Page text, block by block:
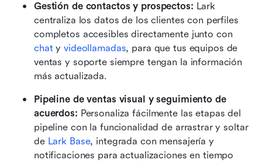
Gestión de contactos y prospectos: Lark
centraliza los datos de los clientes con perfiles
chat y videollamadas, para que tus equipos de
ventas y soporte siempre tengan la información
más actualizada.
Pipeline de ventas visual y seguimiento de
acuerdos: Personaliza fácilmente las etapas del
pipeline con la funcionalidad de arrastrar y soltar
de Lark Base, integrada con mensajería y
notificaciones para actualizaciones en tiempo